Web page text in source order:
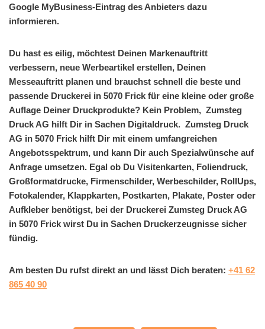
Google MyBusiness-Eintrag des Anbieters dazu
informieren.
Du hast es eilig, möchtest Deinen Markenauftritt
verbessern, neue Werbeartikel erstellen, Deinen
Messeauftritt planen und brauchst schnell die beste und
passende Druckerei in 5070 Frick für eine kleine oder große
Auflage Deiner Druckprodukte? Kein Problem, Zumsteg
Druck AG hilft Dir in Sachen Digitaldruck. Zumsteg Druck
AG in 5070 Frick hilft Dir mit einem umfangreichen
Angebotsspektrum, und kann Dir auch Spezialwünsche auf
Anfrage umsetzen. Egal ob Du Visitenkarten, Foliendruck,
Großformatdrucke, Firmenschilder, Werbeschilder, RollUps,
Fotokalender, Klappkarten, Postkarten, Plakate, Poster oder
Aufkleber benötigst, bei der Druckerei Zumsteg Druck AG
in 5070 Frick wirst Du in Sachen Druckerzeugnisse sicher
fündig.
Am besten Du rufst direkt an und lässt Dich beraten: +41 62
865 40 90